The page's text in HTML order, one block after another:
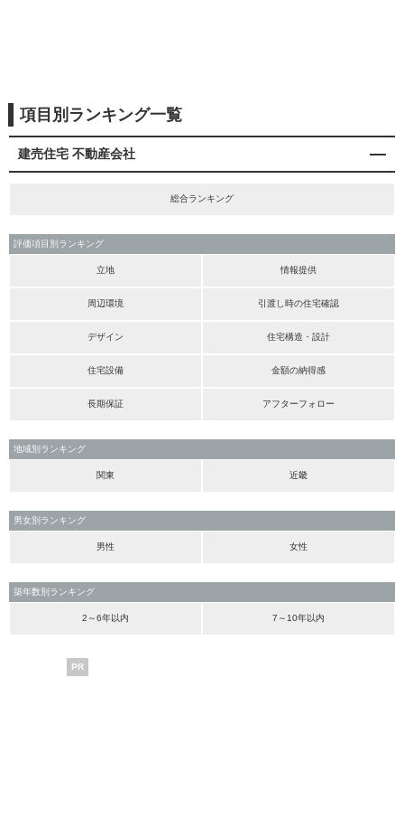
項目別ランキング一覧
建売住宅 不動産会社
総合ランキング
評価項目別ランキング
立地 情報提供
周辺環境 引渡し時の住宅確認
デザイン 住宅構造・設計
住宅設備 金額の納得感
長期保証 アフターフォロー
地域別ランキング
関東 近畿
男女別ランキング
男性 女性
築年数別ランキング
2～6年以内 7～10年以内
PR